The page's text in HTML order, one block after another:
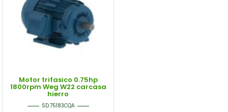
Motor trifasico 0.75hp
1800rpm Weg W22 carcasa
hierro
SD.75183CQA